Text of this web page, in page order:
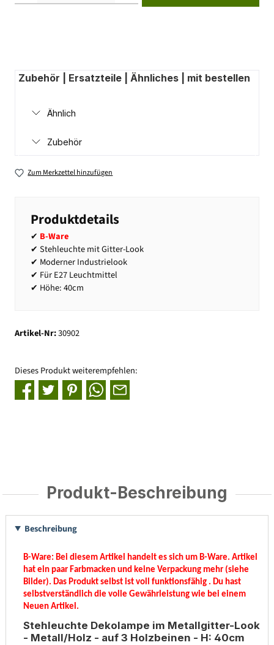
Zubehör | Ersatzteile | Ähnliches | mit bestellen
Ähnlich
Zubehör
Zum Merkzettel hinzufügen
Produktdetails
✔ B-Ware
✔ Stehleuchte mit Gitter-Look
✔ Moderner Industrielook
✔ Für E27 Leuchtmittel
✔ Höhe: 40cm
Artikel-Nr:30902
Dieses Produkt weiterempfehlen:
Produkt-Beschreibung
Beschreibung
B-Ware: Bei diesem Artikel handelt es sich um B-Ware. Artikel
hat ein paar Farbmacken und keine Verpackung mehr (siehe
Bilder). Das Produkt selbst ist voll funktionsfähig . Du hast
selbstverständlich die volle Gewährleistung wie bei einem
Neuen Artikel.
Stehleuchte Dekolampe im Metallgitter-Look
- Metall/Holz - auf 3 Holzbeinen - H: 40cm